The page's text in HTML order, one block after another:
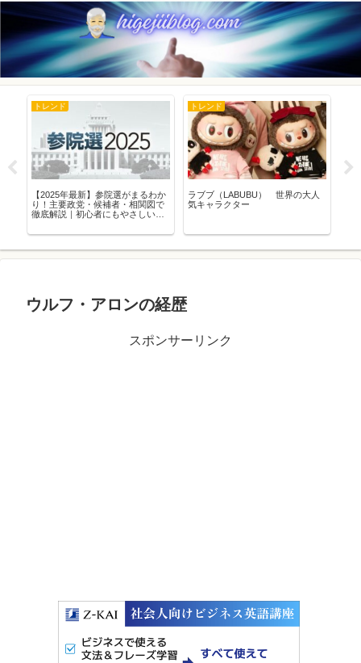
トレンド
【2025年最新】参院選がまるわか
り！主要政党・候補者・相関図で
徹底解説｜初心者にもやさしい参
トレンド
ラブブ（LABUBU） 世界の大人
気キャラクター
ウルフ・アロンの経歴
スポンサーリンク